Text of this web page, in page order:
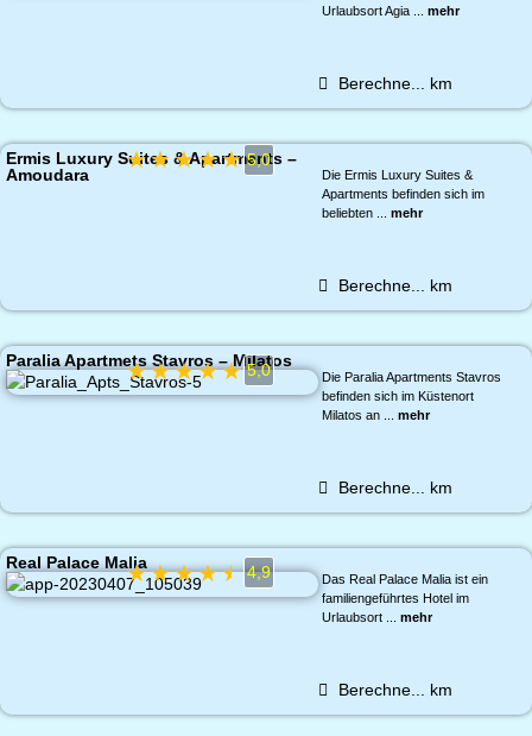
Urlaubsort Agia ... mehr
Berechne... km
Ermis Luxury Suites & Apartments –
Amoudara
★★★★★ 5,0
Die Ermis Luxury Suites &
Apartments befinden sich im
beliebten ... mehr
Berechne... km
Paralia Apartmets Stavros – Milatos
★★★★★ 5,0
Die Paralia Apartments Stavros
befinden sich im Küstenort
Milatos an ... mehr
Berechne... km
Real Palace Malia
★★★★★ 4,9
Das Real Palace Malia ist ein
familiengeführtes Hotel im
Urlaubsort ... mehr
Berechne... km